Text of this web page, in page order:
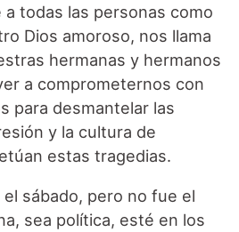
todas las personas como
Dios amoroso, nos llama
hermanas y hermanos
a comprometernos con
para desmantelar las
y la cultura de
estas tragedias.
sábado, pero no fue el
sea política, esté en los